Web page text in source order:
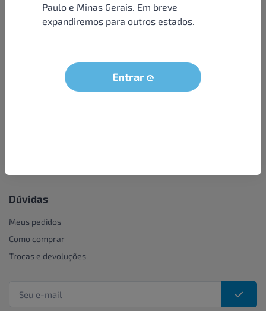
Paulo e Minas Gerais. Em breve
expandiremos para outros estados.
Entrar
Sobre nós
Condições e termos
Seja um parceiro
LGPD - Solicitação dos dados do titular
Dúvidas
Meus pedidos
Como comprar
Trocas e devoluções